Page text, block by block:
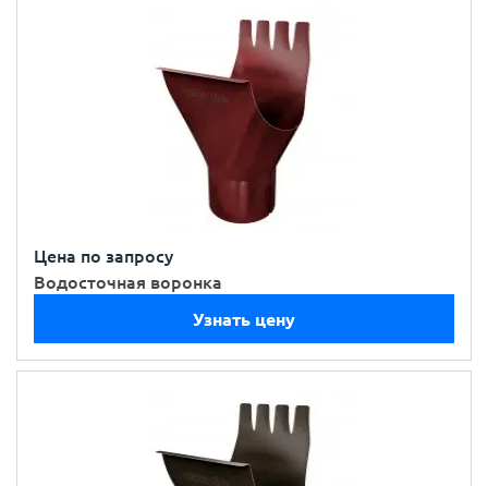
Цена по запросу
Водосточная воронка
Узнать цену